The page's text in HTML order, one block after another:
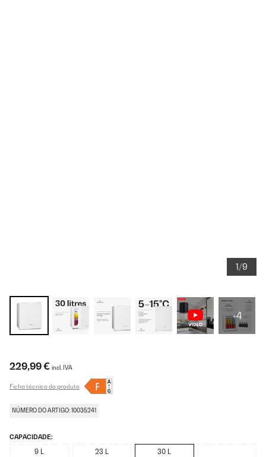
1/9
+4
229,99 € incl. IVA
Ficha técnica do produto
NÚMERO DO ARTIGO: 10035241
CAPACIDADE:
9 L 23 L 30 L